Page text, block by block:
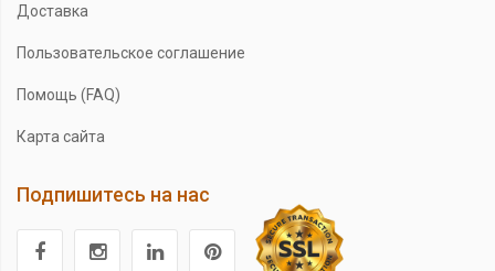
Доставка
Пользовательское соглашение
Помощь (FAQ)
Карта сайта
Подпишитесь на нас